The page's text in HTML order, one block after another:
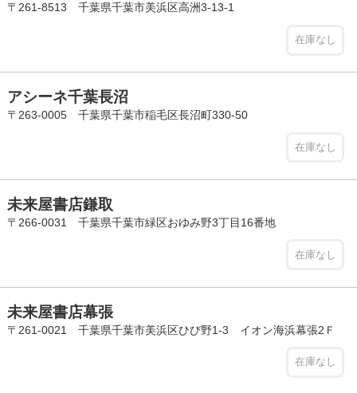
〒261-8513 千葉県千葉市美浜区高洲3-13-1
在庫なし
アシーネ千葉長沼
〒263-0005 千葉県千葉市稲毛区長沼町330-50
在庫なし
未来屋書店鎌取
〒266-0031 千葉県千葉市緑区おゆみ野3丁目16番地
在庫なし
未来屋書店幕張
〒261-0021 千葉県千葉市美浜区ひび野1-3 イオン海浜幕張2Ｆ
在庫なし